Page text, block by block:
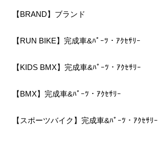
【BRAND】ブランド
【RUN BIKE】完成車&ﾊﾟｰﾂ・ｱｸｾｻﾘｰ
【KIDS BMX】完成車&ﾊﾟｰﾂ・ｱｸｾｻﾘｰ
【BMX】完成車&ﾊﾟｰﾂ・ｱｸｾｻﾘｰ
【スポーツバイク】完成車&ﾊﾟｰﾂ・ｱｸｾｻﾘｰ